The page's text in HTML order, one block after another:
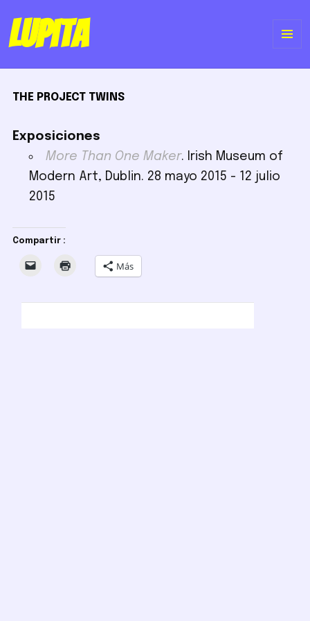
Lupita
THE PROJECT TWINS
Exposiciones
More Than One Maker. Irish Museum of
Modern Art, Dublin. 28 mayo 2015 - 12 julio
2015
Compartir :
Más